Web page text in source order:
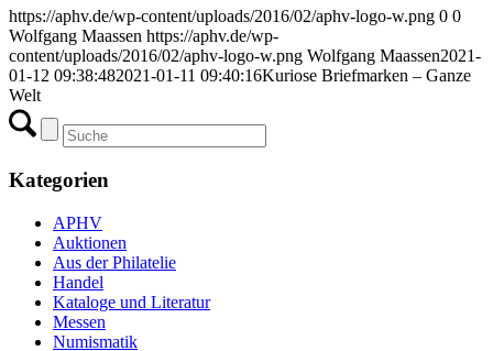
https://aphv.de/wp-content/uploads/2016/02/aphv-logo-w.png 0 0
Wolfgang Maassen https://aphv.de/wp-
content/uploads/2016/02/aphv-logo-w.png Wolfgang Maassen2021-
01-12 09:38:482021-01-11 09:40:16Kuriose Briefmarken – Ganze
Welt
Kategorien
APHV
Auktionen
Aus der Philatelie
Handel
Kataloge und Literatur
Messen
Numismatik